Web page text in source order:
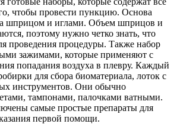
чтобы провести пункцию. Основа
шприцом и иглами. Объем шприцов и
поэтому нужно четко знать, что
проведения процедуры. Также набор
зажимами, которые применяют с
попадания воздуха в плевру. Каждый
для сбора биоматериала, лоток с
инструментов. Они обычно
тампонами, палочками ватными.
самые простые препараты для
первой помощи.